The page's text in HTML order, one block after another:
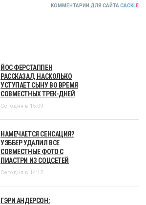
КОММЕНТАРИИ ДЛЯ САЙТА CACKLE
ЙОС ФЕРСТАППЕН
РАССКАЗАЛ, НАСКОЛЬКО
УСТУПАЕТ СЫНУ ВО ВРЕМЯ
СОВМЕСТНЫХ ТРЕК-ДНЕЙ
Сегодня в 15:09
НАМЕЧАЕТСЯ СЕНСАЦИЯ?
УЭББЕР УДАЛИЛ ВСЕ
СОВМЕСТНЫЕ ФОТО С
ПИАСТРИ ИЗ СОЦСЕТЕЙ
Сегодня в 14:12
ГЭРИ АНДЕРСОН: